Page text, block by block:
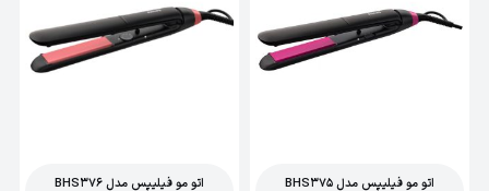
اتو مو فیلیپس مدل BHS375 اتو مو فیلیپس مدل BHS376